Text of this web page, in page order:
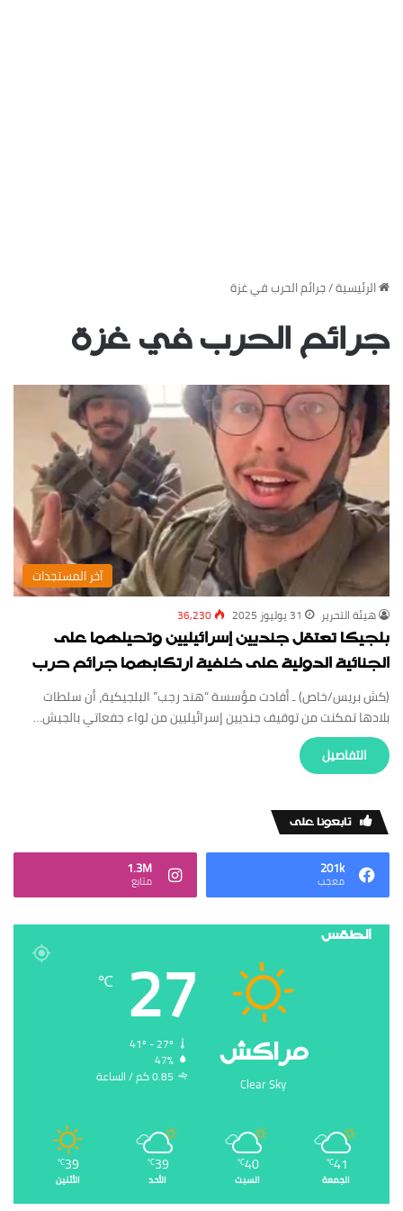
‏الرئيسية/جرائم الحرب في غزة
جرائم الحرب في غزة
‏آخر المستجدات
‏هيئة ‏التحرير 31 يوليوز 2025 36,230
بلجيكا تعتقل جنديين إسرائيليين وتحيلهما على
الجنائية الدولية على خلفية ارتكابهما جرائم حرب
(كش بريس/خاص) ـ أفادت مؤسسة “هند رجب” البلجيكية، أن سلطات
بلادها تمكنت من توقيف جنديين إسرائيليين من لواء جفعاتي بالجيش…
‏التفاصيل
‏تابعونا على
201k
‏معجب
1.3M
‏متابع
الطقس
‏مراكش
Clear Sky
27
℃
47%
0.85 ‏كم / الساعة
41
℃
الجمعة
40
℃
السبت
39
℃
الأحد
39
℃
الأثنين